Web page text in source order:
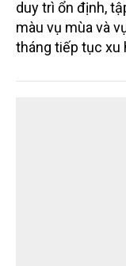
duy trì ổn định,
màu vụ mùa và
tháng tiếp tục xu
trưởng khá. Diện